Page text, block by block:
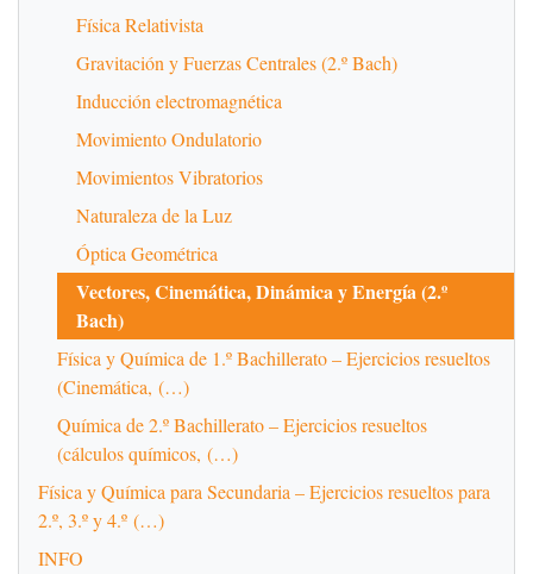
Física Relativista
Gravitación y Fuerzas Centrales (2.º Bach)
Inducción electromagnética
Movimiento Ondulatorio
Movimientos Vibratorios
Naturaleza de la Luz
Óptica Geométrica
Vectores, Cinemática, Dinámica y Energía (2.º
Bach)
Física y Química de 1.º Bachillerato – Ejercicios resueltos
(Cinemática, (…)
Química de 2.º Bachillerato – Ejercicios resueltos
(cálculos químicos, (…)
Física y Química para Secundaria – Ejercicios resueltos para
2.º, 3.º y 4.º (…)
INFO